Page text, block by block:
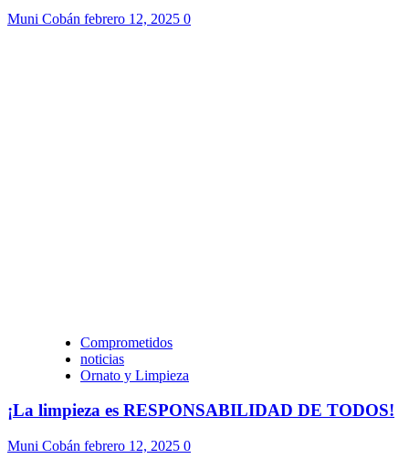
Muni Cobán febrero 12, 2025 0
Comprometidos
noticias
Ornato y Limpieza
¡La limpieza es RESPONSABILIDAD DE TODOS!
Muni Cobán febrero 12, 2025 0